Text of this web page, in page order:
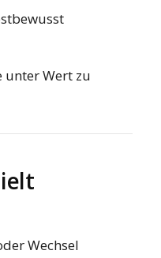
unter Wert zu
Wechsel